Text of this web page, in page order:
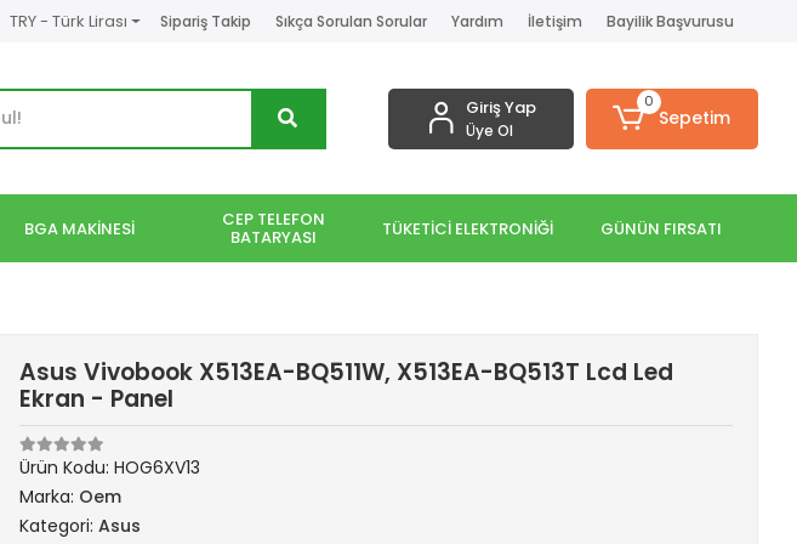
TRY - Türk Lirası Sipariş Takip Sıkça Sorulan Sorular Yardım İletişim Bayilik Başvurusu
Giriş Yap
Üye Ol
0
Sepetim
BGA MAKİNESİ CEP TELEFON
BATARYASI TÜKETİCİ ELEKTRONİĞİ GÜNÜN FIRSATI
Asus Vivobook X513EA-BQ511W, X513EA-BQ513T Lcd Led
Ekran - Panel
Ürün Kodu: HOG6XV13
Marka: Oem
Kategori: Asus